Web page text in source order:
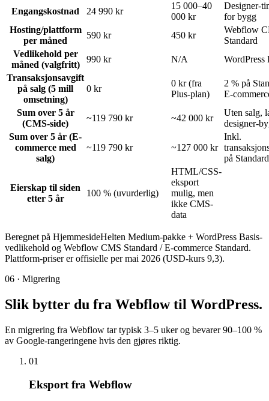
Engangskostnad 24 990 kr
15 000–40
000 kr
Designer-
for bygg
Hosting/plattform
per måned
590 kr 450 kr
Webflow
Standard
Vedlikehold per
måned (valgfritt)
990 kr N/A
WordPress
Transaksjonsavgift
på salg (5 mill
omsetning)
0 kr
0 kr (fra
Plus-plan)
2 % på
E-
Sum over 5 år
(CMS-side)
~119 790 kr ~42 000 kr
Uten salg,
designer-
Sum over 5 år (E-
commerce med
salg)
~119 790 kr ~127 000 kr
Inkl.
på Standard
Eierskap til siden
etter 5 år
100 % (uvurderlig)
HTML/CSS-
eksport
mulig, men
ikke CMS-
data
Beregnet på HjemmesideHelten Medium-pakke + WordPress Basis-
vedlikehold og Webflow CMS Standard / E-commerce Standard.
Plattform-priser er offisielle per mai 2026 (USD-kurs 9,3).
06 · Migrering
Slik bytter du fra Webflow til WordPress.
En migrering fra Webflow tar typisk 3–5 uker og bevarer 90–100 %
av Google-rangeringene hvis den gjøres riktig.
01
Eksport fra Webflow